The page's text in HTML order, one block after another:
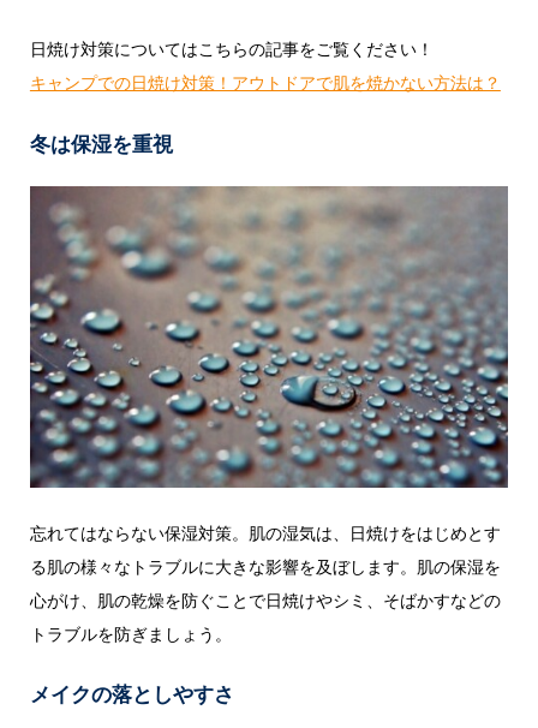
日焼け対策についてはこちらの記事をご覧ください！
キャンプでの日焼け対策！アウトドアで肌を焼かない方法は？
冬は保湿を重視
忘れてはならない保湿対策。肌の湿気は、日焼けをはじめとす
る肌の様々なトラブルに大きな影響を及ぼします。肌の保湿を
心がけ、肌の乾燥を防ぐことで日焼けやシミ、そばかすなどの
トラブルを防ぎましょう。
メイクの落としやすさ